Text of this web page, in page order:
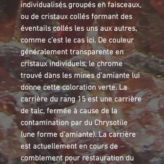
individualisés groupés en faisceaux,
ou de cristaux collés formant des
éventails collés les uns aux autres,
comme c’est le cas ici. De couleur
généralement transparente en
cristaux individuels, le chrome
trouvé dans les mines d’amiante lui
donne cette coloration verte. La
carrière du rang 15 est une carrière
de talc, fermée à cause de la
contamination par du Chrysotile
(une forme d’amiante). La carrière
est actuellement en cours de
comblement pour restauration du